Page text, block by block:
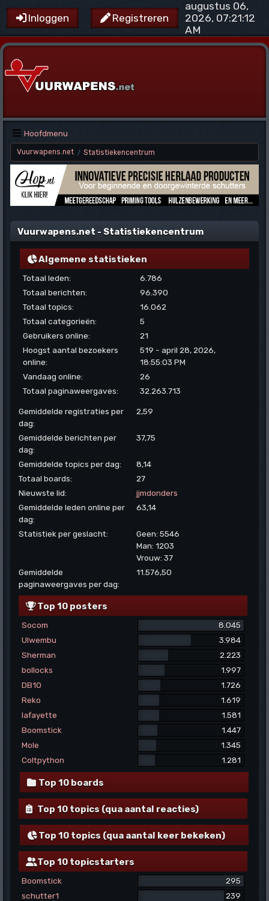
Inloggen Registreren
augustus 06,
2026, 07:21:12
AM
Hoofdmenu
Vuurwapens.net / Statistiekencentrum
Vuurwapens.net - Statistiekencentrum
Algemene statistieken
Totaal leden:
6.786
Totaal berichten:
96.390
Totaal topics:
16.062
Totaal categorieën:
5
Gebruikers online:
21
Hoogst aantal bezoekers
online:
519 - april 28, 2026,
18:55:03 PM
Vandaag online:
26
Totaal paginaweergaves:
32.263.713
Gemiddelde registraties per
dag:
2,59
Gemiddelde berichten per
dag:
37,75
Gemiddelde topics per dag:
8,14
Totaal boards:
27
Nieuwste lid:
jjmdonders
Gemiddelde leden online per
dag:
63,14
Statistiek per geslacht:
Geen: 5546
Man: 1203
Vrouw: 37
Gemiddelde
paginaweergaves per dag:
11.576,50
Top 10 posters
Socom
8.045
Ulwembu
3.984
Sherman
2.223
bollocks
1.997
DB10
1.726
Reko
1.619
lafayette
1.581
Boomstick
1.447
Mole
1.345
Coltpython
1.281
Top 10 boards
Top 10 topics (qua aantal reacties)
Top 10 topics (qua aantal keer bekeken)
Top 10 topicstarters
Boomstick
295
schutter1
239